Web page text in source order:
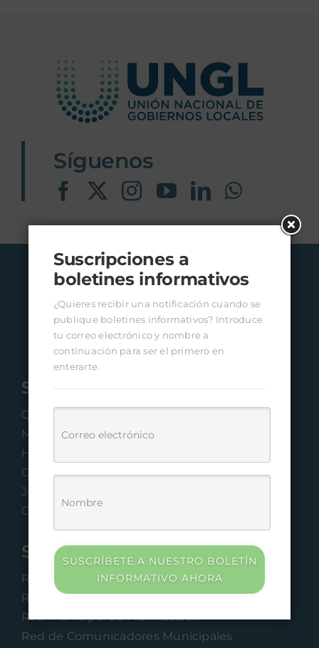
Síguenos
Sobre Nosotros
Quiénes Somos
Misión & Visión
Historia
Organigrama
Junta Directiva
Contacto
Servicios / Programas
Redes Municipales
Red de Proveedores
Red Municipal de Planificación
Red de Comunicadores Municipales
Suscripciones a
boletines informativos
¿Quieres recibir una notificación cuando se
publique boletines informativos? Introduce
tu correo electrónico y nombre a
continuación para ser el primero en
enterarte.
SUSCRÍBETE A NUESTRO BOLETÍN
INFORMATIVO AHORA